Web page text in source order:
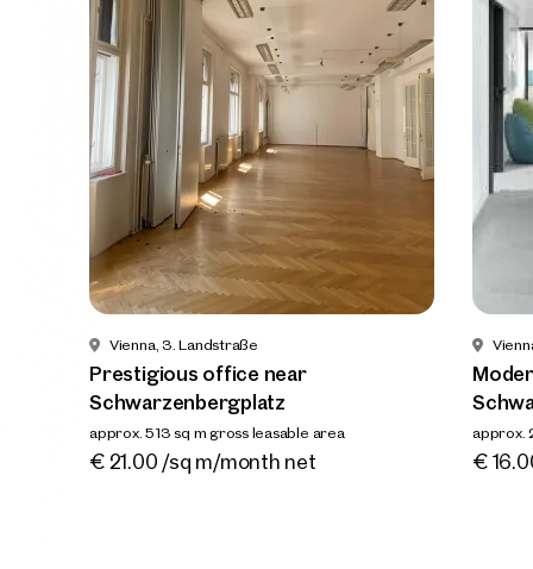
approx.
€
Vienna, 3. Landstraße
Prestigious office near
Schwarzenbergplatz
approx. 513 sq m gross leasable area
Available By arrangement
€ 21.00 /sq m/month net
approx.
€